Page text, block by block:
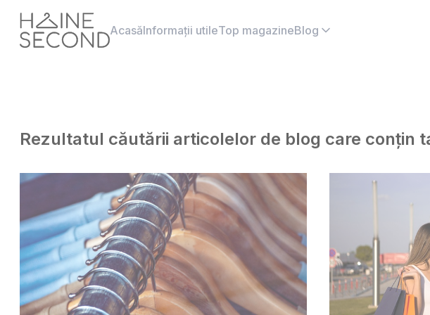
AcasăInformații utileTop magazineBlog
Rezultatul căutării articolelor de blog care conțin